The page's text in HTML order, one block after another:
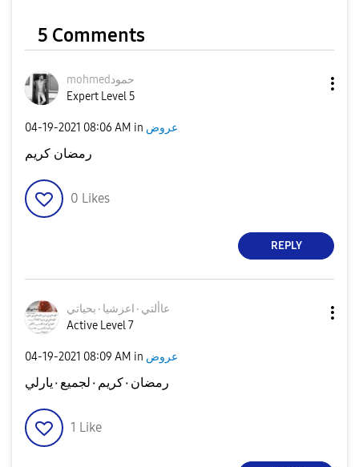
5 Comments
mohmedحمود
Expert Level 5
‎04-19-2021 08:06 AM in عروض
رمضان كريم
0 Likes
REPLY
عاألتي٠اعزشيا٠ب
حياتي
Active Level 7
‎04-19-2021 08:09 AM in عروض
رمضان٠كريم٠لجميع٠يارلي
1 Like